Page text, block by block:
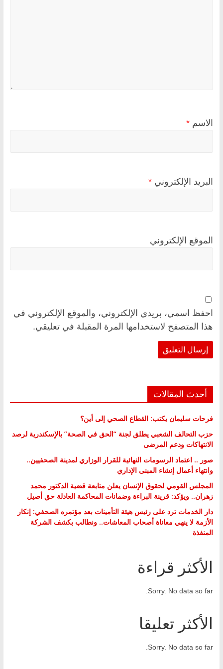
الاسم *
البريد الإلكتروني *
الموقع الإلكتروني
احفظ اسمي، بريدي الإلكتروني، والموقع الإلكتروني في
هذا المتصفح لاستخدامها المرة المقبلة في تعليقي.
أحدث المقالات
فرحات سليمان يكتب: القطاع الصحي إلى أين؟
حزب التحالف الشعبي يطلق لجنة “الحق في الصحة” بالإسكندرية لرصد
الانتهاكات ودعم المرضى
صور .. اعتماد الرسومات النهائية للقرار الوزاري لمدينة الصحفيين..
وانتهاء أعمال إنشاء المبنى الإداري
المجلس القومي لحقوق الإنسان يعلن متابعة قضية الدكتور محمد
زهران.. ويؤكد: قرينة البراءة وضمانات المحاكمة العادلة حق أصيل
دار الخدمات ترد على رئيس هيئة التأمينات بعد مؤتمره الصحفي: إنكار
الأزمة لا ينهي معاناة أصحاب المعاشات.. ونطالب بكشف الشركة
المنفذة
الأكثر قراءة
Sorry. No data so far.
الأكثر تعليقا
Sorry. No data so far.